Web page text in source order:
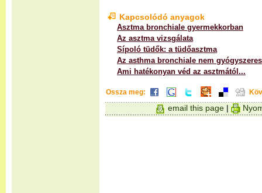
Kapcsolódó anyagok
Asztma bronchiale gyermekkorban
Az asztma vizsgálata
Sípoló tüdők: a tüdőasztma
Az asthma bronchiale nem
Ami hatékonyan véd az asztmától...
Ossza meg:
email this page |